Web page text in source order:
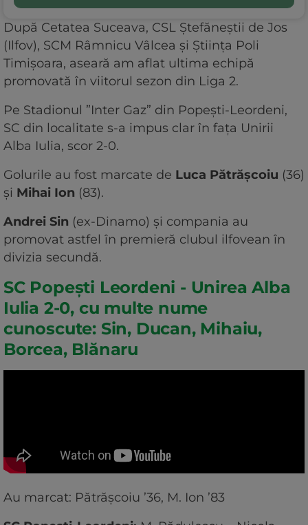
După Cetatea Suceava, CSL Ștefăneștii de Jos
(Ilfov), SCM Râmnicu Vâlcea și Știința Poli
Timișoara, aseară am aflat ultima echipă
promovată în viitorul sezon din Liga 2.
Pe Stadionul ”Inter Gaz” din Popești-Leordeni,
SC din localitate s-a impus clar în fața Unirii
Alba Iulia, scor 2-0.
Golurile au fost marcate de Luca Pătrășcoiu (36)
și Mihai Ion (83).
Andrei Sin (ex-Dinamo) și compania au
promovat astfel în premieră clubul ilfovean în
divizia secundă.
SC Popești Leordeni - Unirea Alba
Iulia 2-0, cu multe nume
cunoscute: Sin, Ducan, Mihaiu,
Borcea, Blănaru
Au marcat: Pătrășcoiu ’36, M. Ion ’83